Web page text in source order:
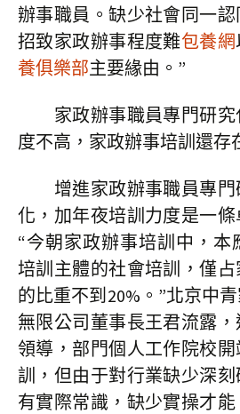
辦事職員。缺少社會同一
招致家政辦事程度難包養網
養俱樂部主要緣由。”
家政辦事職員專門研究
度不高，家政辦事培訓還存
增進家政辦事職員專門
化，加年夜培訓力度是一條
“今朝家政辦事培訓中，本
培訓主體的社會培訓，僅
的比重不到20%。”北京中
無限公司董事長王君流露
領導，部門個人工作院校
訓，但由于對行業缺少深
有實際常識，缺少實操才能